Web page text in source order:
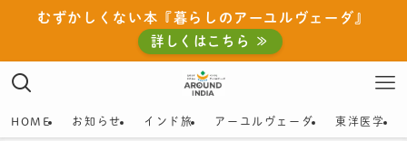
むずかしくない本『暮らしのアーユルヴェーダ』
詳しくはこちら ≫
HOME お知らせ インド旅 アーユルヴェーダ 東洋医学